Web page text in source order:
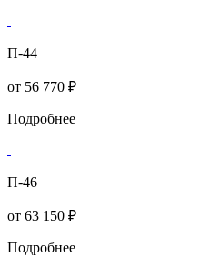
П-44
от 56 770 ₽
Подробнее
П-46
от 63 150 ₽
Подробнее